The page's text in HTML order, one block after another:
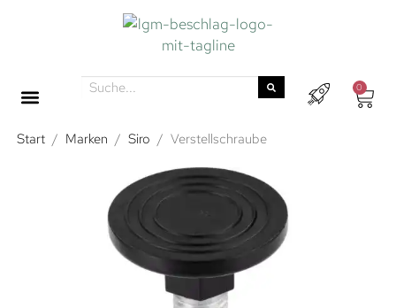
0
Start / Marken / Siro / Verstellschraube